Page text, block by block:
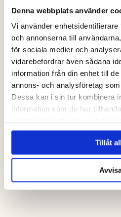
Denna webbplats använder
Vi använder
och annonserna till
för sociala medier och
vidarebefordrar även sådana
information från din enhet till
annons- och analysföretag
Dessa kan i sin tur kombinera
information som du har
Tillåt